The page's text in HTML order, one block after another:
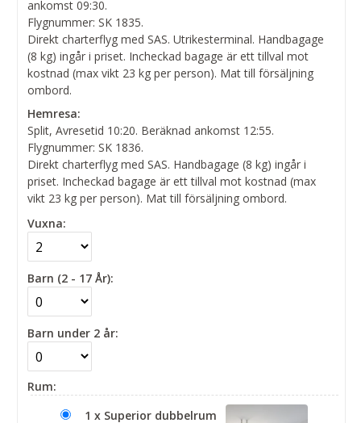
ankomst 09:30.
Flygnummer: SK 1835.
Direkt charterflyg med SAS. Utrikesterminal. Handbagage
(8 kg) ingår i priset. Incheckad bagage är ett tillval mot
kostnad (max vikt 23 kg per person). Mat till försäljning
ombord.
Hemresa:
Split, Avresetid 10:20. Beräknad ankomst 12:55.
Flygnummer: SK 1836.
Direkt charterflyg med SAS. Handbagage (8 kg) ingår i
priset. Incheckad bagage är ett tillval mot kostnad (max
vikt 23 kg per person). Mat till försäljning ombord.
Vuxna:
Barn (2 - 17 År):
Barn under 2 år:
Rum:
1 x Superior dubbelrum